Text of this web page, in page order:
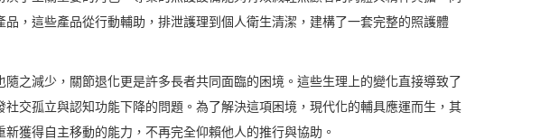
，這些產品從行動輔助，排泄護理到個人衛生清潔，建構了一套完整的照護體
之減少，關節退化更是許多長者共同面臨的困境。這些生理上的變化直接導致了
交孤立與認知功能下降的問題。為了解決這項困境，現代化的輔具應運而生，其
獲得自主移動的能力，不再完全仰賴他人的推行與協助。